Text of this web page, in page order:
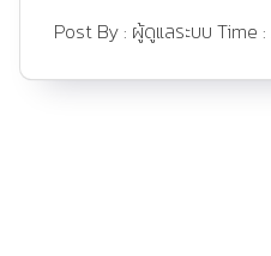
Post By : ผู้ดูแลระบบ Time :